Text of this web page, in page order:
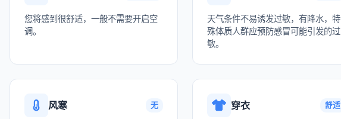
您将感到很舒适，一般不需要开启空
调。
天气条件不易诱发过敏，有降水，特
殊体质人群应预防感冒可能引发的过
敏。
风寒 无 穿衣 舒适